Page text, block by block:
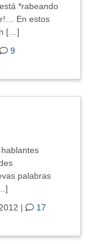
*rabeando
En estos
[…]
9
palabras
|
17